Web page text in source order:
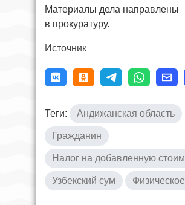
Материалы дела направлены
в прокуратуру.
Источник
Теги: Андижанская область
Гражданин
Налог на добавленную
Узбекский сум